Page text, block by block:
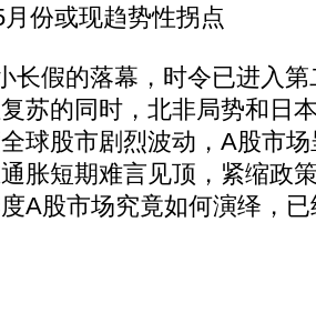
月份或现趋势性拐点
假的落幕，时令已进入第
苏的同时，北非局势和日
球股市剧烈波动，A股市
胀短期难言见顶，紧缩政
A股市场究竟如何演绎，